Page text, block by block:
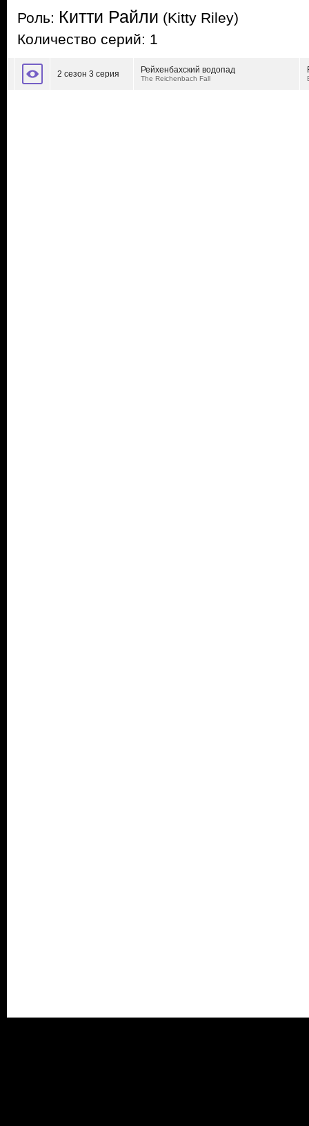
Роль: Китти Райли (Kitty Riley)
Количество серий: 1
2 сезон 3 серия Рейхенбахский водопад
The Reichenbach Fall